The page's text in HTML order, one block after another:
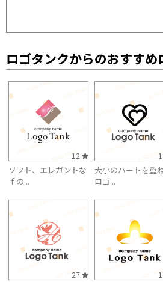
ロゴタンクからのおすすめ
12
ソフト、エレガントな
ｆの...
大小のハートを重
ロゴ...
27